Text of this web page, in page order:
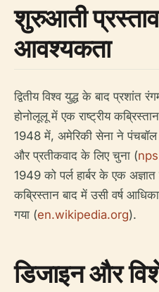
शुरुआती
आवश्यकता
द्वितीय विश्व युद्ध के बाद प्रशांत
होनोलूलू में एक राष्ट्रीय
1948 में, अमेरिकी सेना ने
और प्रतीकवाद के लिए चुना (
1949 को पर्ल हार्बर के एक
कब्रिस्तान बाद में उसी वर्ष
गया (en.wikipedia.org).
डिजाइन और